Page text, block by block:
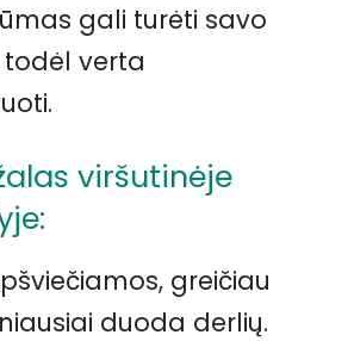
gali turėti savo
todėl verta
viršutinėje
greičiau
duoda derlių.